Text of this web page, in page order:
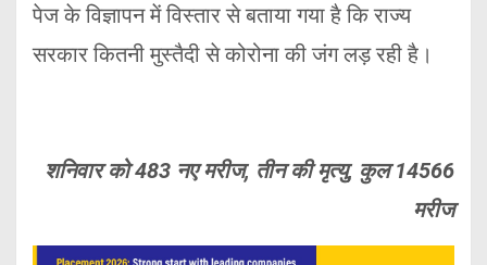
पेज के विज्ञापन में विस्तार से बताया गया है कि राज्य
सरकार कितनी मुस्तैदी से कोरोना की जंग लड़ रही है।
शनिवार को 483 नए मरीज, तीन की मृत्यु, कुल 14566
मरीज